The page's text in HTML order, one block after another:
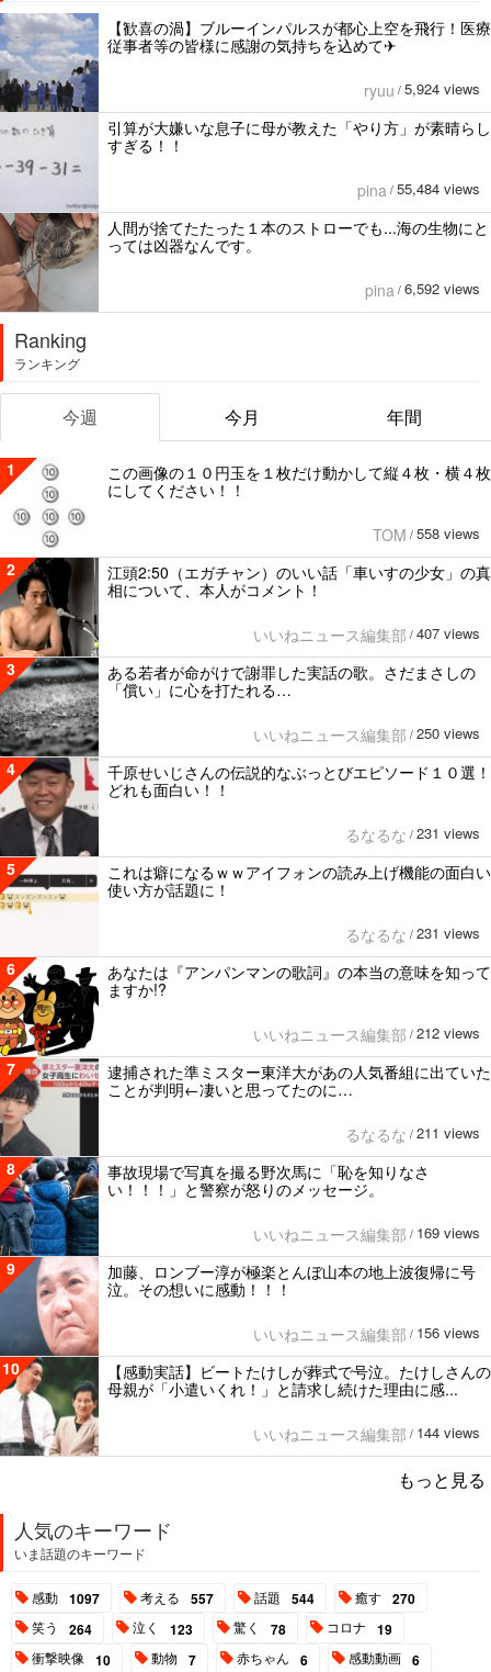
【歓喜の渦】ブルーインパルスが都心上空を飛行！医療
従事者等の皆様に感謝の気持ちを込めて✈︎
ryuu / 5,924 views
引算が大嫌いな息子に母が教えた「やり方」が素晴らし
すぎる！！
pina / 55,484 views
人間が捨てたたった１本のストローでも...海の生物にと
っては凶器なんです。
pina / 6,592 views
Ranking
ランキング
今週 今月 年間
1
この画像の１０円玉を１枚だけ動かして縦４枚・横４枚
にしてください！！
TOM / 558 views
2
江頭2:50（エガチャン）のいい話「車いすの少女」の真
相について、本人がコメント！
いいねニュース編集部 / 407 views
3
ある若者が命がけで謝罪した実話の歌。さだまさしの
「償い」に心を打たれる…
いいねニュース編集部 / 250 views
4
千原せいじさんの伝説的なぶっとびエピソード１０選！
どれも面白い！！
るなるな / 231 views
5
これは癖になるｗｗアイフォンの読み上げ機能の面白い
使い方が話題に！
るなるな / 231 views
6
あなたは『アンパンマンの歌詞』の本当の意味を知って
ますか!?
いいねニュース編集部 / 212 views
7
逮捕された準ミスター東洋大があの人気番組に出ていた
ことが判明←凄いと思ってたのに…
るなるな / 211 views
8
事故現場で写真を撮る野次馬に「恥を知りなさ
い！！！」と警察が怒りのメッセージ。
いいねニュース編集部 / 169 views
9
加藤、ロンブー淳が極楽とんぼ山本の地上波復帰に号
泣。その想いに感動！！！
いいねニュース編集部 / 156 views
10
【感動実話】ビートたけしが葬式で号泣。たけしさんの
母親が「小遣いくれ！」と請求し続けた理由に感...
いいねニュース編集部 / 144 views
もっと見る
人気のキーワード
いま話題のキーワード
感動 1097 考える 557 話題 544 癒す 270
笑う 264 泣く 123 驚く 78 コロナ 19
衝撃映像 10 動物 7 赤ちゃん 6 感動動画 6